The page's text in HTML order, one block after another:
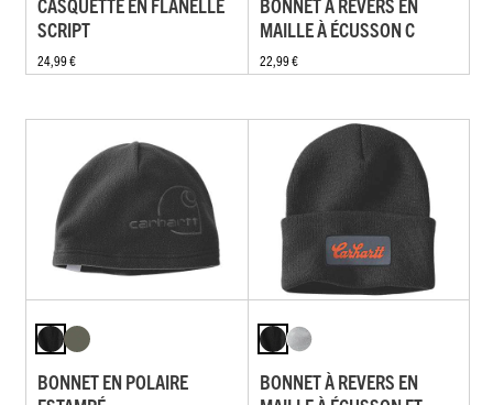
SCRIPT
24,99 €
MAILLE À ÉCUSSON C
22,99 €
BONNET EN POLAIRE
BONNET À REVERS EN